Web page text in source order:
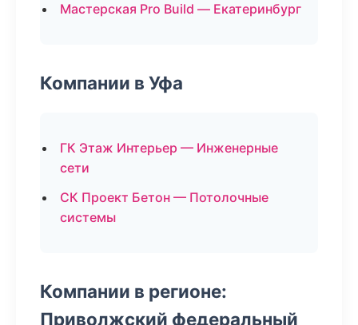
Мастерская Pro Build — Екатеринбург
Компании в Уфа
ГК Этаж Интерьер — Инженерные
сети
СК Проект Бетон — Потолочные
системы
Компании в регионе:
Приволжский федеральный